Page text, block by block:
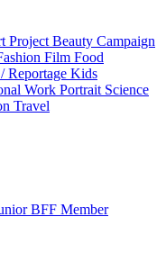
Project Beauty Campaign
Film Food
Reportage Kids
Work Portrait Science
Travel
BFF Member